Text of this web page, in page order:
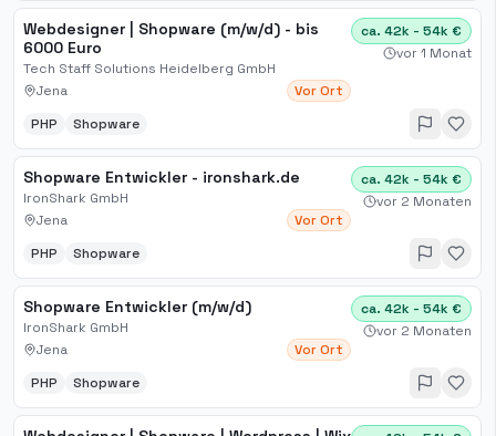
Webdesigner | Shopware (m/w/d) - bis
6000 Euro
Tech Staff Solutions Heidelberg GmbH
Jena
Vor Ort
ca. 42k - 54k €
vor 1 Monat
PHP Shopware
Shopware Entwickler - ironshark.de
IronShark GmbH
Jena
Vor Ort
ca. 42k - 54k €
vor 2 Monaten
PHP Shopware
Shopware Entwickler (m/w/d)
IronShark GmbH
Jena
Vor Ort
ca. 42k - 54k €
vor 2 Monaten
PHP Shopware